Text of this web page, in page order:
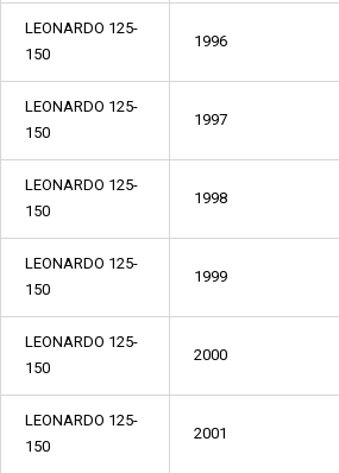
LEONARDO 125-
150
1996
LEONARDO 125-
150
1997
LEONARDO 125-
150
1998
LEONARDO 125-
150
1999
LEONARDO 125-
150
2000
LEONARDO 125-
150
2001